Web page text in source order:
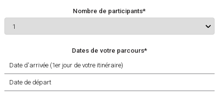
Nombre de participants*
Dates de votre parcours*